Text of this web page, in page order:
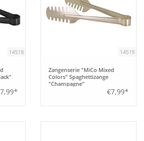
14518 14519
Zangenserie "MiCo Mixed
Colors" Spaghettizange
"Champagne"
€7,99*